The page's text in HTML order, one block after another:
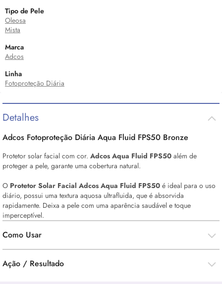
Tipo de Pele
Oleosa
Mista
Marca
Adcos
Linha
Fotoproteção Diária
Detalhes
Adcos Fotoproteção Diária Aqua Fluid FPS50 Bronze
Protetor solar facial com cor. Adcos Aqua Fluid FPS50 além de
proteger a pele, garante uma cobertura natural.
O Protetor Solar Facial Adcos Aqua Fluid FPS50 é ideal para o uso
diário, possui uma textura aquosa ultrafluida, que é absorvida
rapidamente. Deixa a pele com uma aparência saudável e toque
imperceptível.
Como Usar
Ação / Resultado